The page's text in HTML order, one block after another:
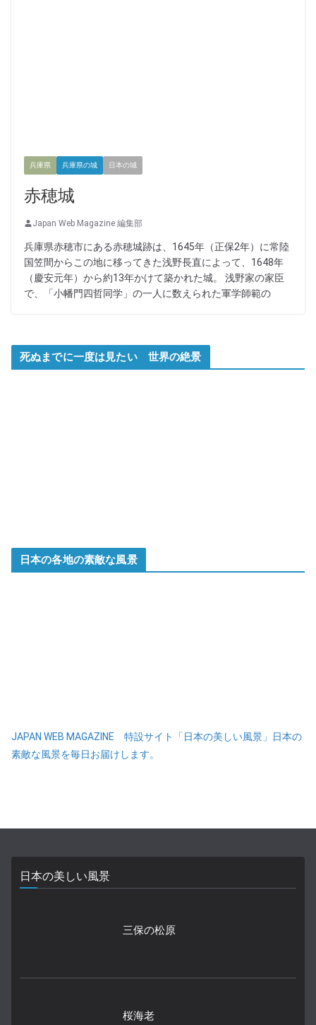
兵庫県 兵庫県の城 日本の城
赤穂城
Japan Web Magazine 編集部
兵庫県赤穂市にある赤穂城跡は、1645年（正保2年）に常陸
国笠間からこの地に移ってきた浅野長直によって、1648年
（慶安元年）から約13年かけて築かれた城。 浅野家の家臣
で、「小幡門四哲同学」の一人に数えられた軍学師範の
死ぬまでに一度は見たい 世界の絶景
日本の各地の素敵な風景
JAPAN WEB MAGAZINE 特設サイト「日本の美しい風景」日本の
素敵な風景を毎日お届けします。
日本の美しい風景
三保の松原
桜海老